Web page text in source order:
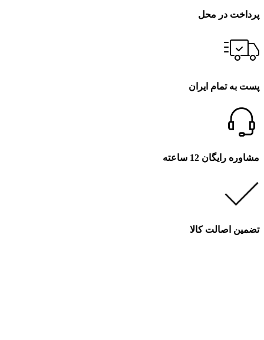
پرداخت در محل
پست به تمام ایران
مشاوره رایگان 12 ساعته
تضمین اصالت کالا